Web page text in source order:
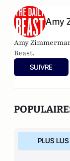
Amy
Amy
Beast.
SUIVRE
PLUS LUS